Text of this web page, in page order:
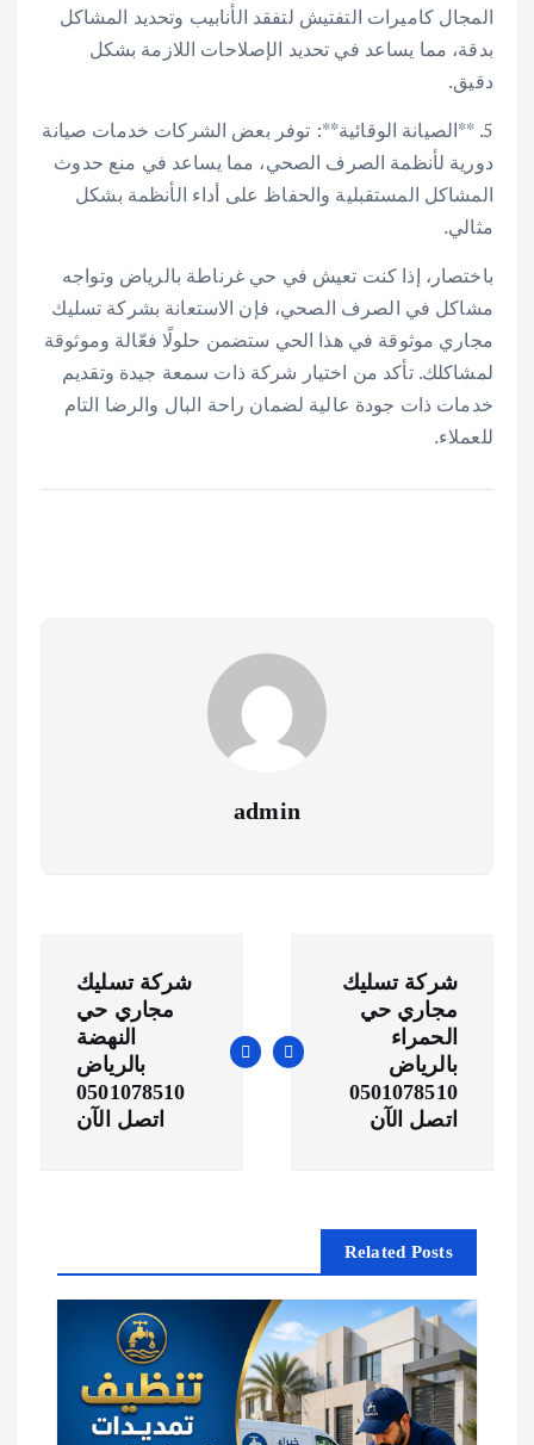
المجال كاميرات التفتيش لتفقد الأنابيب وتحديد المشاكل
بدقة، مما يساعد في تحديد الإصلاحات اللازمة بشكل
دقيق.
5. **الصيانة الوقائية**: توفر بعض الشركات خدمات صيانة
دورية لأنظمة الصرف الصحي، مما يساعد في منع حدوث
المشاكل المستقبلية والحفاظ على أداء الأنظمة بشكل
مثالي.
باختصار، إذا كنت تعيش في حي غرناطة بالرياض وتواجه
مشاكل في الصرف الصحي، فإن الاستعانة بشركة تسليك
مجاري موثوقة في هذا الحي ستضمن حلولًا فعّالة وموثوقة
لمشاكلك. تأكد من اختيار شركة ذات سمعة جيدة وتقديم
خدمات ذات جودة عالية لضمان راحة البال والرضا التام
للعملاء.
admin
ص
م
ق
شركة تسليك
مجاري حي
الحمراء
بالرياض
0501078510
اتصل الآن
شركة تسليك
مجاري حي
النهضة
بالرياض
0501078510
اتصل الآن
Related Posts